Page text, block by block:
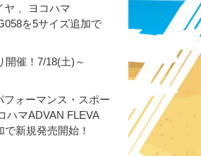
ヤ 、ヨコハマ
を5サイズ追加で
開催！7/18(土)～
フォーマンス・スポー
ハマADVAN FLEVA
新規発売開始！